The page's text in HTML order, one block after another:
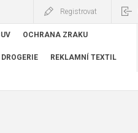
Registrovat
OCHRANA ZRAKU
DROGERIE REKLAMNÍ TEXTIL